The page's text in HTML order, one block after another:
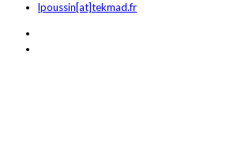
lpoussin[at]tekmad.fr